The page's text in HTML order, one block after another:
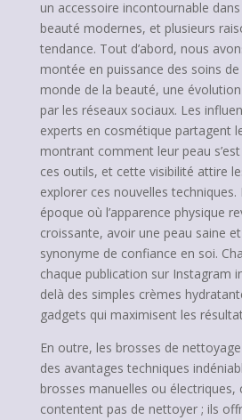
un accessoire incontournable
beauté modernes, et plusieurs
tendance. Tout d’abord, nous
montée en puissance des soins
monde de la beauté, une
par les réseaux sociaux. Les
experts en cosmétique partagent
montrant comment leur peau
ces outils, et cette visibilité attire
explorer ces nouvelles techniques.
époque où l’apparence physique
croissante, avoir une peau saine
synonyme de confiance en soi.
chaque publication sur Instagram
delà des simples crèmes
gadgets qui maximisent les
En outre, les brosses de
des avantages techniques
brosses manuelles ou électriques,
contentent pas de nettoyer ; ils